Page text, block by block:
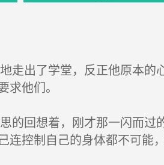
走出了学堂，反正他原本的
他们。
的回想着，刚才那一闪而过
连控制自己的身体都不可能